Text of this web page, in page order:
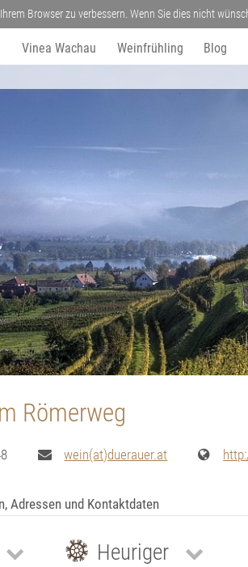
Browser zu verbessern. Wenn Sie dies nicht
Vinea Wachau Weinfrühling Blog
Römerweg
wein(at)duerauer.at
Adressen und Kontaktdaten
Heuriger